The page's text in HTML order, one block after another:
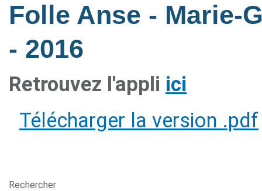
Folle Anse - Marie-
- 2016
Retrouvez l'appli ici
Télécharger la version .pdf
Rechercher